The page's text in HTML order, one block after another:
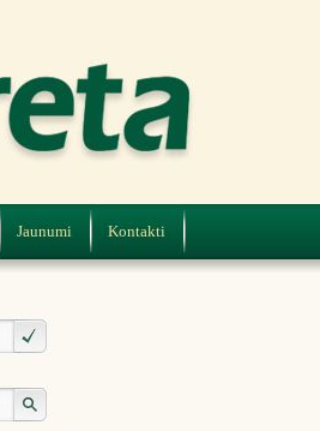
Jaunumi Kontakti